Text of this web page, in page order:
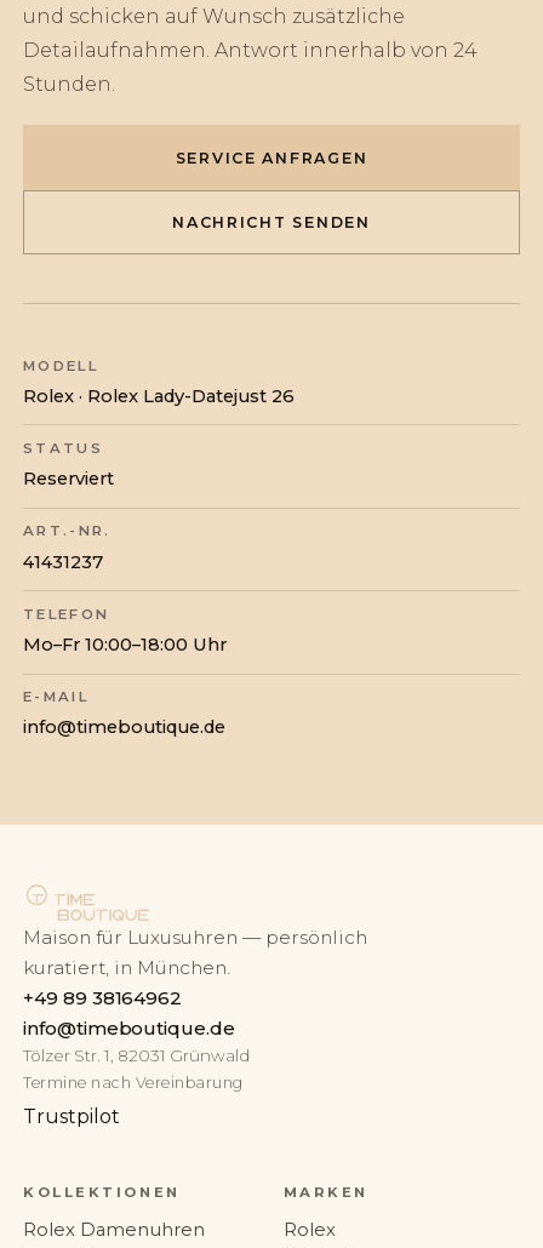
und schicken auf Wunsch zusätzliche
Detailaufnahmen. Antwort innerhalb von 24
Stunden.
SERVICE ANFRAGEN
NACHRICHT SENDEN
MODELL
Rolex · Rolex Lady-Datejust 26
STATUS
Reserviert
ART.-NR.
41431237
TELEFON
Mo–Fr 10:00–18:00 Uhr
E-MAIL
info@timeboutique.de
Maison für Luxusuhren — persönlich
kuratiert, in München.
+49 89 38164962
info@timeboutique.de
Tölzer Str. 1, 82031 Grünwald
Termine nach Vereinbarung
Trustpilot
KOLLEKTIONEN
Rolex Damenuhren
MARKEN
Rolex